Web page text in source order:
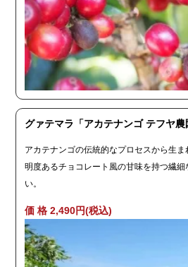
グァテマラ「アカテナンゴ テフヤ
アカテナンゴの伝統的なプロセスから生
明度あるチョコレート風の甘味を持つ繊
い。
価 格 2,490円(税込)